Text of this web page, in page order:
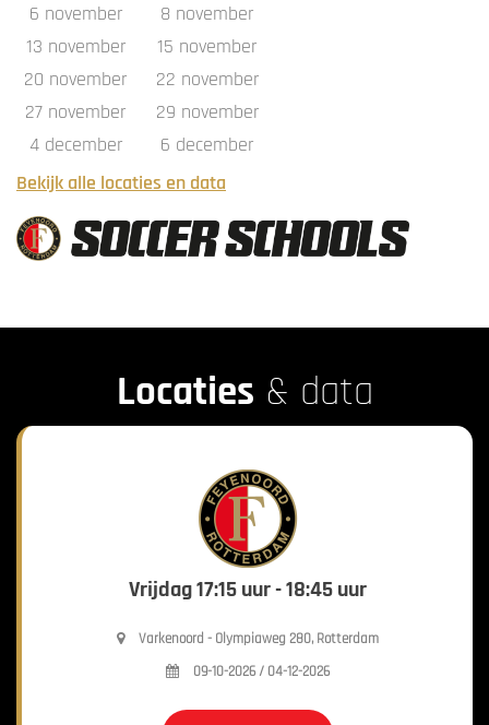
6 november
8 november
13 november
15 november
20 november
22 november
27 november
29 november
4 december
6 december
Bekijk alle locaties en data
Locaties & data
Vrijdag 17:15 uur - 18:45 uur
Varkenoord - Olympiaweg 280, Rotterdam
09-10-2026 / 04-12-2026